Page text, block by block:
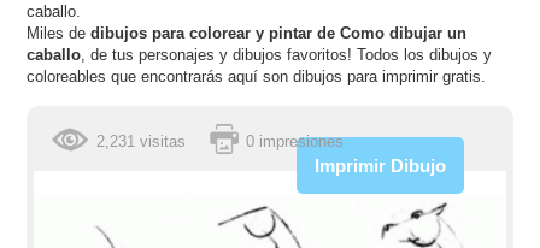
caballo.
Miles dedibujos para colorear y pintar de Como dibujar un
caballo, de tus personajes y dibujos favoritos! Todos los dibujos y
coloreables que encontrarás aquí son dibujos para imprimir gratis.
2,231 visitas 0 impresiones
Imprimir Dibujo